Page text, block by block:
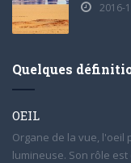
2016-
Quelques
OEIL
Organe de la vue, l'oeil
lumineuse. Son rôle